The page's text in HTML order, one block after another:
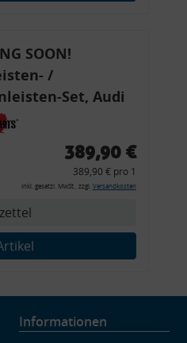
SOON!
/
Set, Audi
Coupe, S2, (6x
2x Kappe,
389,90 €
389,90 € pro 1
inkl. gesetzl. MwSt., zzgl. Versandkosten
Informationen